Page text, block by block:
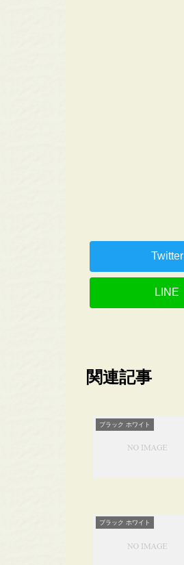
Twitter
LINE
関連記事
ブラック ホワイト
ブラック ホワイト